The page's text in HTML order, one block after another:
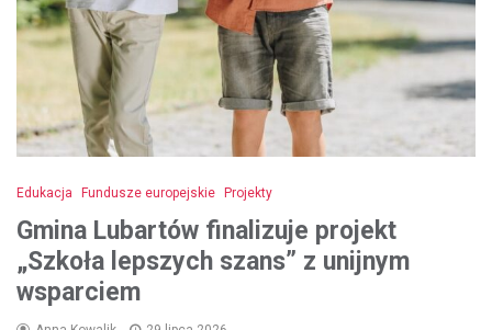
Edukacja Fundusze europejskie Projekty
Gmina Lubartów finalizuje projekt
„Szkoła lepszych szans” z unijnym
wsparciem